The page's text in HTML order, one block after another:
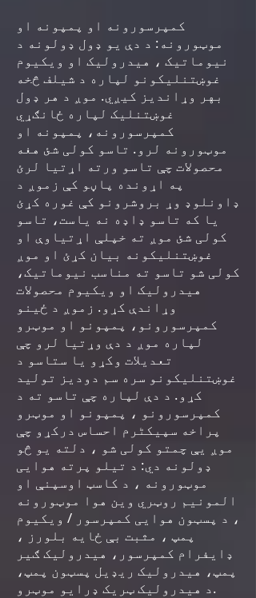
کمپرسورونه او پمپونه او
موټورونه: د دې یو ډول ډولونه د
نیوماتیک ، هیدرولیک او ویکیوم
غوښتنلیکونو لپاره د شیلف څخه
بهر وړاندیز کیږي. موږ د هر ډول
غوښتنلیک لپاره ځانګړي
کمپرسورونه، پمپونه او
موټورونه لرو. تاسو کولی شئ هغه
محصولات چې تاسو ورته اړتیا لرئ
په اړونده پاڼو کې زموږ د
ډاونلوډ وړ بروشرونو کې غوره کړئ
یا که تاسو ډاډه نه یاست، تاسو
کولی شئ موږ ته خپلې اړتیاوې او
غوښتنلیکونه بیان کړئ او موږ
کولی شو تاسو ته مناسب نیوماتیک،
هیدرولیک او ویکیوم محصولات
وړاندې کړو. زموږ د ځینو
کمپرسورونو، پمپونو او موټرو
لپاره موږ د دې وړتیا لرو چې
تعدیلات وکړو یا ستاسو د
غوښتنلیکونو سره سم دودیز تولید
کړو. د دې لپاره چې تاسو ته د
کمپرسورونو ، پمپونو او موټرو
پراخه سپیکٹرم احساس درکړو چې
موږ یې چمتو کولی شو ، دلته یو څو
ډولونه دي: د تیلو پرته هوایی
موټورونه ، د کاسټ اوسپنې او
المونیم روټري وین هوا موټورونه
، د پسټون هوایی کمپرسور / ویکیوم
پمپ ، مثبت بې ځایه بلورز ،
ډایفرام کمپرسور، هیدرولیک ګیر
پمپ، هیدرولیک ریډیل پسټون پمپ،
د هیدرولیک ټریک ډرایو موټرو.